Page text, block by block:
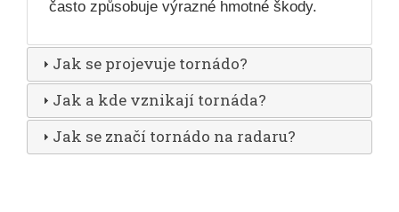
často způsobuje výrazné hmotné škody.
Jak se projevuje tornádo?
Jak a kde vznikají tornáda?
Jak se značí tornádo na radaru?